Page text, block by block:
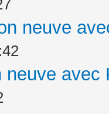
neuve
neuve avec